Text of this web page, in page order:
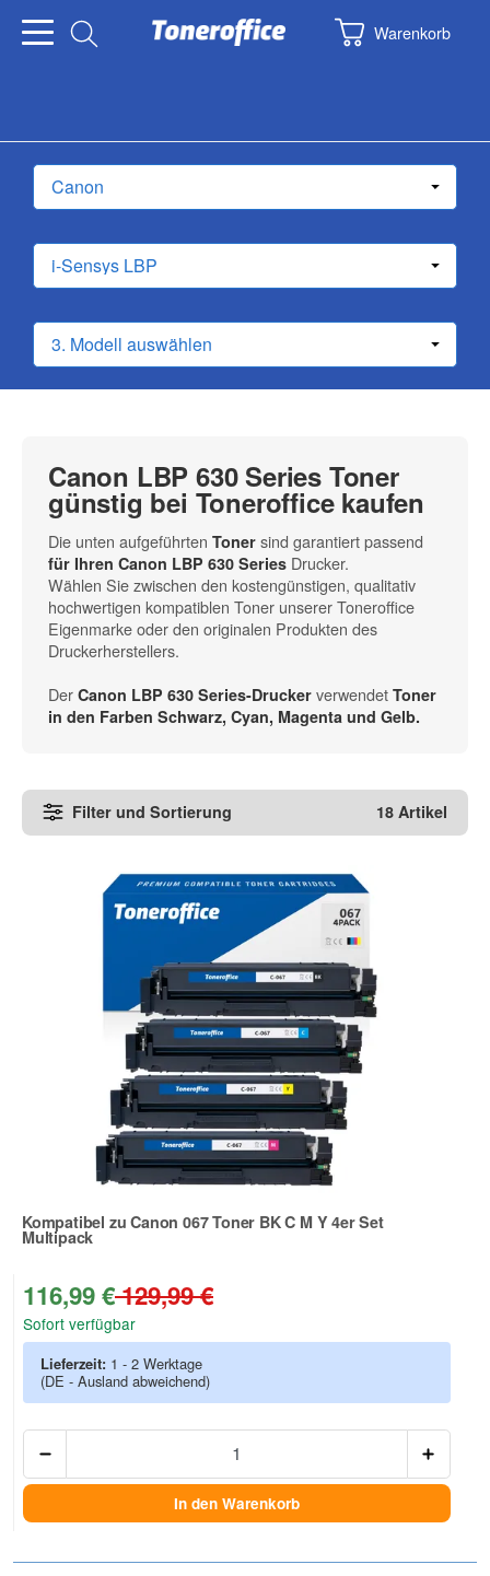
Warenkorb
Canon LBP 630 Series Toner
günstig bei Toneroffice kaufen
Die unten aufgeführten Toner sind garantiert passend
für Ihren Canon LBP 630 Series Drucker.
Wählen Sie zwischen den kostengünstigen, qualitativ
hochwertigen kompatiblen Toner unserer Toneroffice
Eigenmarke oder den originalen Produkten des
Druckerherstellers.
Der Canon LBP 630 Series-Drucker verwendet Toner
in den Farben Schwarz, Cyan, Magenta und Gelb.
Filter und Sortierung 18 Artikel
Kompatibel zu Canon 067 Toner BK C M Y 4er Set
Multipack
Zur Artikelbewertung
116,99 €129,99 €
Sofort verfügbar
Lieferzeit: 1 - 2 Werktage
(DE - Ausland abweichend)
In den Warenkorb